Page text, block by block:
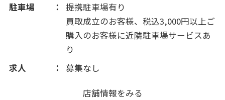
駐車場
提携駐車場有り
買取成立のお客様、税込3,000円以上ご
購入のお客様に近隣駐車場サービスあ
り
求人
募集なし
店舗情報をみる